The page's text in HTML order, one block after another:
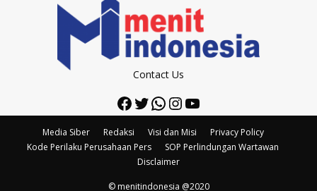
Contact Us
Facebook
Twitter
WhatsApp
Instagram
YouTube
Media Siber Redaksi Visi dan Misi
Privacy Policy
Kode Perilaku Perusahaan Pers
SOP Perlindungan Wartawan
Disclaimer
© menitindonesia @2020